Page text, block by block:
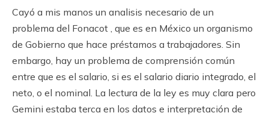
Cayó a mis manos un analisis necesario de un
problema del Fonacot , que es en México un organismo
de Gobierno que hace préstamos a trabajadores. Sin
embargo, hay un problema de comprensión común
entre que es el salario, si es el salario diario integrado, el
neto, o el nominal. La lectura de la ley es muy clara pero
Gemini estaba terca en los datos e interpretación de